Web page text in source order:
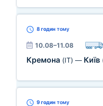
8 годин тому
10.08–11.08
Кремона (IT) — Київ
9 годин тому